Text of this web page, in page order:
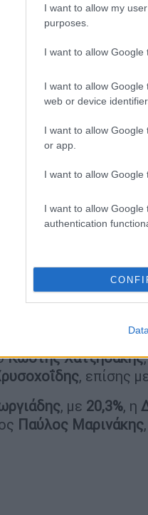
I want to allow my
purposes.
I want to allow Google
I want to allow
web or device
I want to allow
or app.
I want to allow Google
I want to allow
authentication
την πρώτη
την
κορυφαία
την υψηλότερη
Κωστής Χατζηδάκης
, επίσης
, με 20,3%, η
Παύλος Μαρινάκης